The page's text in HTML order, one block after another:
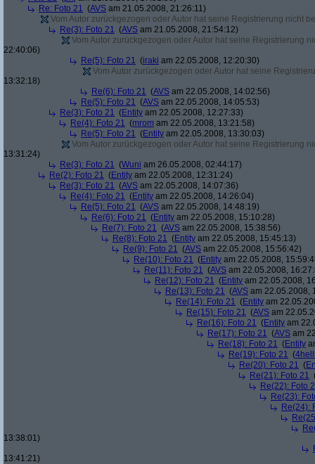
Re: Foto 21 (AVS am 21.05.2008, 21:26:11)
Vom Autor zurückgezogen oder Autor hat seine Registrierung nicht
Re(3): Foto 21 (AVS am 21.05.2008, 21:54:12)
Vom Autor zurückgezogen oder Autor hat seine Registrierung
22:40:06)
Re(5): Foto 21 (iraki am 22.05.2008, 12:20:30)
Vom Autor zurückgezogen oder Autor hat seine
13:32:18)
Re(6): Foto 21 (AVS am 22.05.2008, 14:02:56)
Re(5): Foto 21 (AVS am 22.05.2008, 14:05:53)
Re(3): Foto 21 (Entity am 22.05.2008, 12:27:33)
Re(4): Foto 21 (mrom am 22.05.2008, 13:21:58)
Re(5): Foto 21 (Entity am 22.05.2008, 13:30:03)
Vom Autor zurückgezogen oder Autor hat seine Registrierung
13:31:24)
Re(3): Foto 21 (Wuni am 26.05.2008, 02:44:17)
Re(2): Foto 21 (Entity am 22.05.2008, 12:31:24)
Re(3): Foto 21 (AVS am 22.05.2008, 14:07:36)
Re(4): Foto 21 (Entity am 22.05.2008, 14:26:04)
Re(5): Foto 21 (AVS am 22.05.2008, 14:48:19)
Re(6): Foto 21 (Entity am 22.05.2008, 15:10:28)
Re(7): Foto 21 (AVS am 22.05.2008, 15:38:56)
Re(8): Foto 21 (Entity am 22.05.2008, 15:45:13)
Re(9): Foto 21 (AVS am 22.05.2008, 15:56:42)
Re(10): Foto 21 (Entity am 22.05.2008,
Re(11): Foto 21 (AVS am 22.05.2008,
Re(12): Foto 21 (Entity am 22.05.2008,
Re(13): Foto 21 (AVS am 22.05.2008,
Re(14): Foto 21 (Entity am
Re(15): Foto 21 (AVS am
Re(16): Foto 21 (Entity am
Re(17): Foto 21 (AVS am
Re(18): Foto 21 (Entity
Re(19): Foto 21 (
Re(20): Foto 21 (
Re(21): Foto 21
Re(22): Foto
Re(23):
Re(24):
13:38:01)
13:41:21)